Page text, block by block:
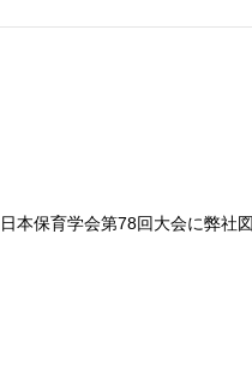
日本保育学会第78回大会に弊社